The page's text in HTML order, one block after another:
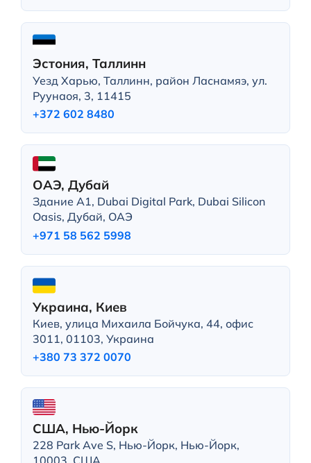
Эстония, Таллинн
Уезд Харью, Таллинн, район Ласнамяэ, ул.
Руунаоя, 3, 11415
+372 602 8480
ОАЭ, Дубай
Здание A1, Dubai Digital Park, Dubai Silicon
Oasis, Дубай, ОАЭ
+971 58 562 5998
Украина, Киев
Киев, улица Михаила Бойчука, 44, офис
3011, 01103, Украина
+380 73 372 0070
США, Нью-Йорк
228 Park Ave S, Нью-Йорк, Нью-Йорк,